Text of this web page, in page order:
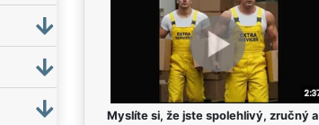
Myslíte si, že jste spolehlivý, zručný a